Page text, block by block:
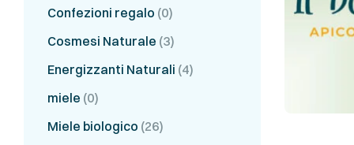
Confezioni regalo (0)
Cosmesi Naturale (3)
Energizzanti Naturali (4)
miele (0)
Miele biologico (26)